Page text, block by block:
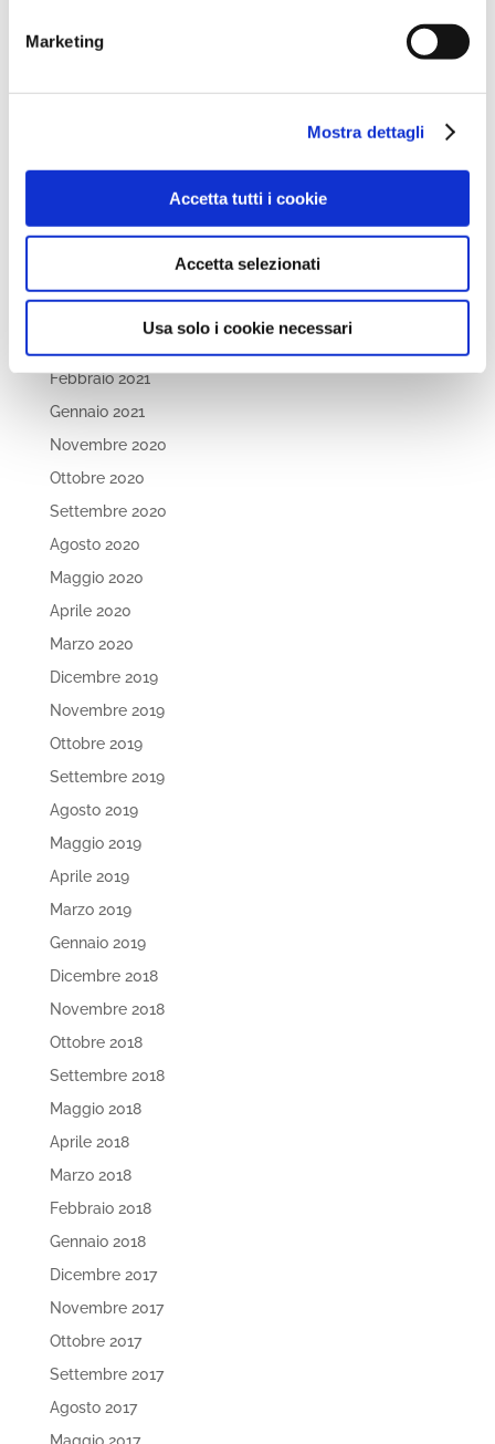
Marketing
Mostra dettagli
Accetta tutti i cookie
Accetta selezionati
Usa solo i cookie necessari
Marzo 2022
Febbraio 2021
Gennaio 2021
Novembre 2020
Ottobre 2020
Settembre 2020
Agosto 2020
Maggio 2020
Aprile 2020
Marzo 2020
Dicembre 2019
Novembre 2019
Ottobre 2019
Settembre 2019
Agosto 2019
Maggio 2019
Aprile 2019
Marzo 2019
Gennaio 2019
Dicembre 2018
Novembre 2018
Ottobre 2018
Settembre 2018
Maggio 2018
Aprile 2018
Marzo 2018
Febbraio 2018
Gennaio 2018
Dicembre 2017
Novembre 2017
Ottobre 2017
Settembre 2017
Agosto 2017